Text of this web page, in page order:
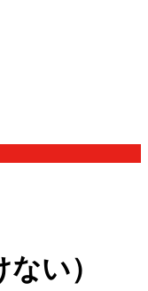
い）